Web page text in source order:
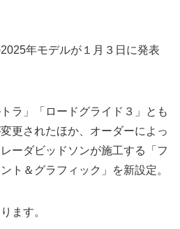
年モデルが１月３日に発表
ラ」「ロードグライド３」とも
更されたほか、オーダーによっ
ーダビッドソンが施工する「フ
ト＆グラフィック」を新設定。
ます。